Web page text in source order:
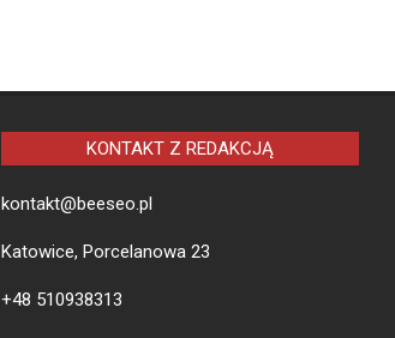
KONTAKT Z REDAKCJĄ
kontakt@beeseo.pl
Katowice, Porcelanowa 23
+48 510938313